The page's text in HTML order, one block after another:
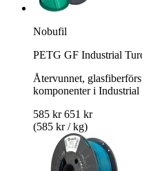
Nobufil
PETG GF Industrial
Återvunnet,
komponenter i Industrial
585 kr 651 kr
(585 kr / kg)